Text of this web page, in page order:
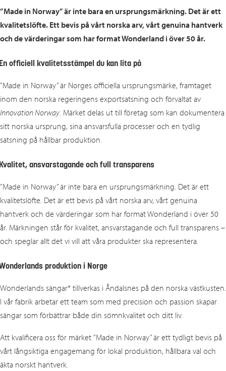
”Made in Norway” är inte bara en ursprungsmärkning. Det är ett
kvalitetslöfte. Ett bevis på vårt norska arv, vårt genuina hantverk
och de värderingar som har format Wonderland i över 50 år.
officiell kvalitetsstämpel du kan lita på
”Made in Norway” är Norges officiella ursprungsmärke, framtaget
inom den norska regeringens exportsatsning och förvaltat av
Innovation Norway. Märket delas ut till företag som kan dokumentera
sitt norska ursprung, sina ansvarsfulla processer och en tydlig
satsning på hållbar produktion.
ansvarstagande och full transparens
”Made in Norway” är inte bara en ursprungsmärkning. Det är ett
kvalitetslöfte. Det är ett bevis på vårt norska arv, vårt genuina
hantverk och de värderingar som har format Wonderland i över 50
år. Märkningen står för kvalitet, ansvarstagande och full transparens –
och speglar allt det vi vill att våra produkter ska representera.
produktion i Norge
Wonderlands sängar* tillverkas i Åndalsnes på den norska västkusten.
I vår fabrik arbetar ett team som med precision och passion skapar
sängar som förbättrar både din sömnkvalitet och ditt liv.
Att kvalificera oss för märket ”Made in Norway” är ett tydligt bevis på
vårt långsiktiga engagemang för lokal produktion, hållbara val och
äkta norskt hantverk.